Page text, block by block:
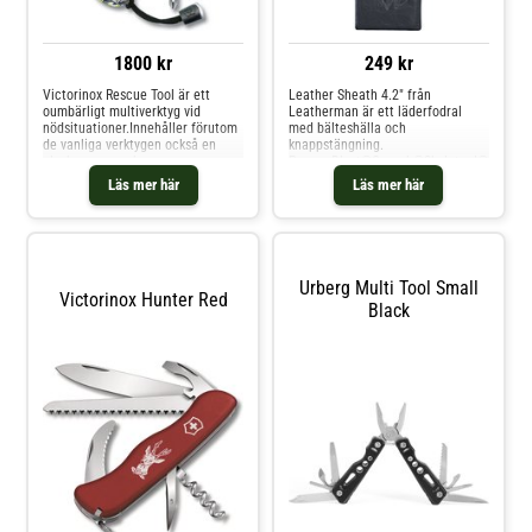
1800 kr
Läs mer här
Victorinox Rescue Tool är ett
oumbärligt multiverktyg vid
nödsituationer.Innehåller förutom
de vanliga verktygen också en
glaskrossare och
bältesskärare. Levereras med
kraftigt gul/rött nylonfodral och
snodd. Rescue Tool har utvecklats
lätt att hitta i mörker.
Verktyg:Stor sågtandad kniv med
glasrutorKapsylöppnareSkruvmejs
el 5mm, låsbarKabelskalarePhilips
skruvmejsel 1-
2GlaskrossareNyckelringTandpetar
ePincettNylonsnodd
249 kr
Läs mer här
Leather Sheath 4.2" från
Leatherman är ett läderfodral
med bälteshälla och
knappstängning.
Passar:Blast®Crunch®Skeletool®
Skeletool® CXSkeletool®
Victorinox Hunter Red
Urberg Multi Tool Small
Black